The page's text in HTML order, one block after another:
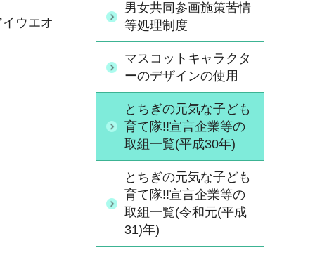
ウエオ
男女共同参画施策苦情
等処理制度
マスコットキャラクタ
ーのデザインの使用
とちぎの元気な子ども
育て隊!!宣言企業等の
取組一覧(平成30年)
とちぎの元気な子ども
育て隊!!宣言企業等の
取組一覧(令和元(平成
31)年)